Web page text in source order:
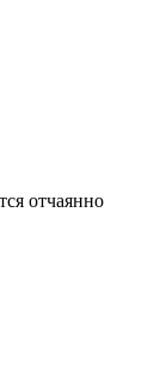
отчаянно